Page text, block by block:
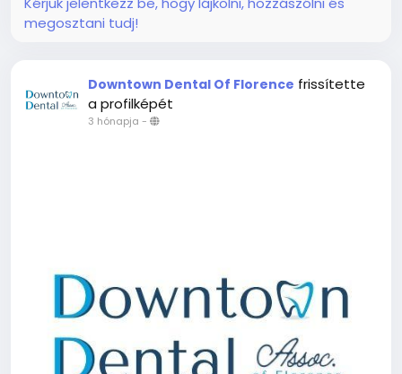
megosztani tudj!
Downtown Dental Of Florence frissítette
a profilképét
3 hónapja -